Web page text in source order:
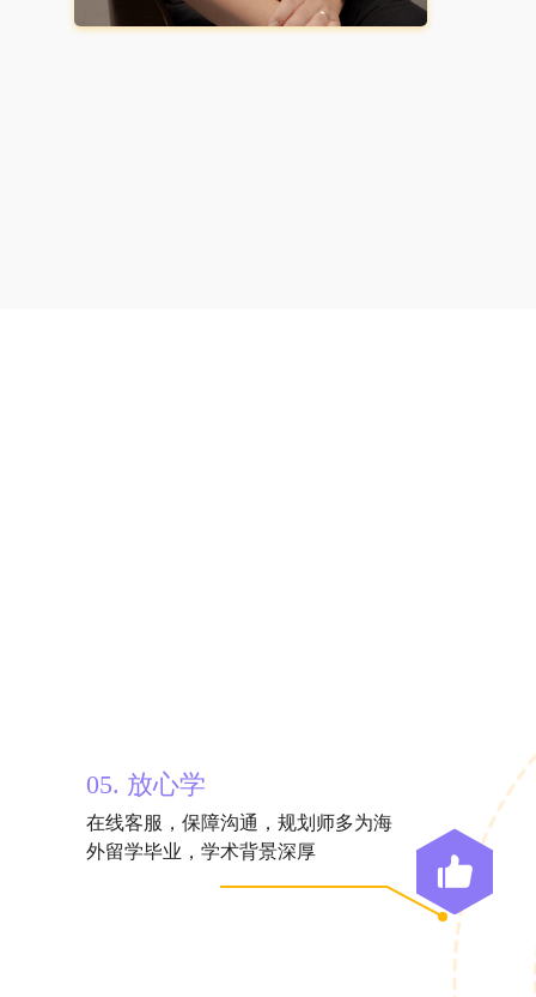
05. 放心学
在线客服，保障沟通，规划师多为海
外留学毕业，学术背景深厚